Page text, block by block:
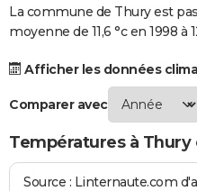
S'inscrire
Se connecter
Lycées
Collèges
Primaires
Universités
Entreprises
Service militaire
Avis de recherche
AVIS DE DÉCÈS
FORUM
Bricolage
Lifestyle
Culture
Sport
Auto
Television
Voyage
Cinema
La commune de Thury est
moyenne de 11,6 °c en 1998 à
Afficher les données
Comparer avec
Températures à Thury
Source : Linternaute.com